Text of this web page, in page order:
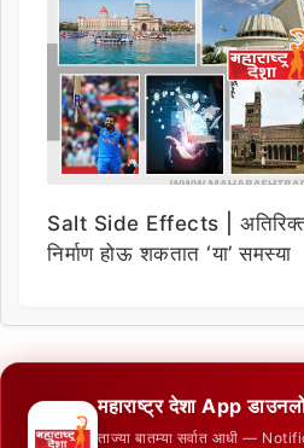
Salt Side Effects |
निर्माण होऊ शकतात ‘या’ समस्या
महाराष्ट्र देशा App
ताज्या बातम्या सर्वात आधी —